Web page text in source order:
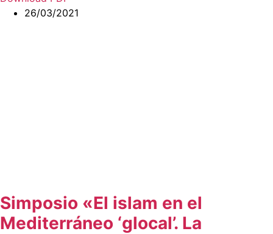
26/03/2021
Simposio «El islam en el
Mediterráneo ‘glocal’. La